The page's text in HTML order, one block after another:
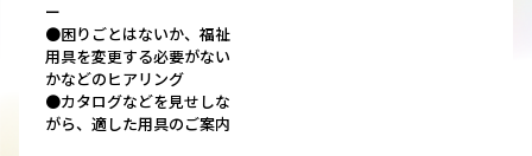
ー
●困りごとはないか、福祉
用具を変更する必要がない
かなどのヒアリング
●カタログなどを見せしな
がら、適した用具のご案内